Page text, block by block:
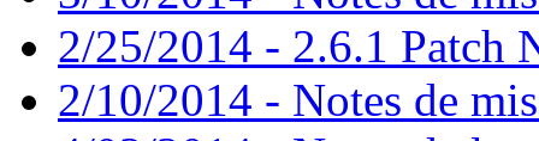
2/25/2014 - 2.6.1 Patch
2/10/2014 - Notes de